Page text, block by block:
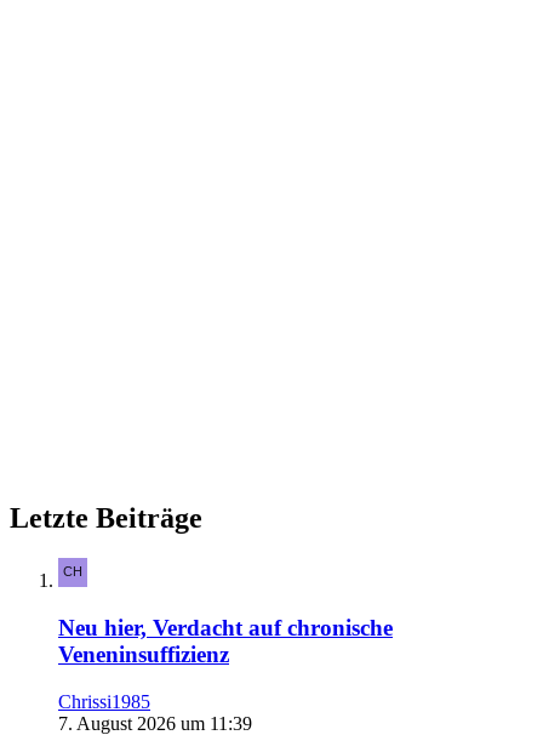
Letzte Beiträge
Neu hier, Verdacht auf chronische
Veneninsuffizienz
Chrissi1985
7. August 2026 um 11:39